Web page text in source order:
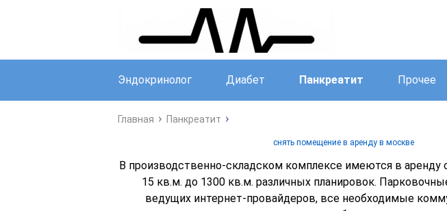
Эндокринолог Диабет Панкреатит Прочее
Главная Панкреатит
снять помещение в аренду в москве
В производственно-складском комплексе имеются в
15 кв.м. до 1300 кв.м. различных планировок.
ведущих интернет-провайдеров, все необходимые